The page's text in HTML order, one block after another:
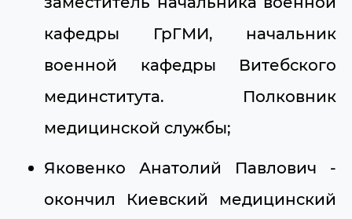
кафедры ГрГМИ, начальник
военной кафедры Витебского
мединститута. Полковник
медицинской службы;
Яковенко Анатолий Павлович -
окончил Киевский медицинский